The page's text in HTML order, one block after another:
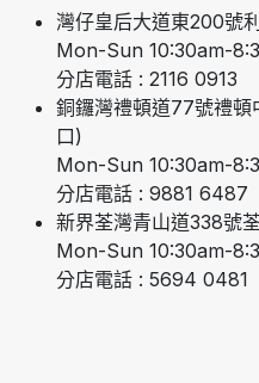
灣仔皇后大道東200號
Mon-Sun 10:30am-
分店電話 : 2116 0913
銅鑼灣禮頓道77號禮頓
口)
Mon-Sun 10:30am-
分店電話 : 9881 6487
新界荃灣青山道338號
Mon-Sun 10:30am-
分店電話 : 5694 0481